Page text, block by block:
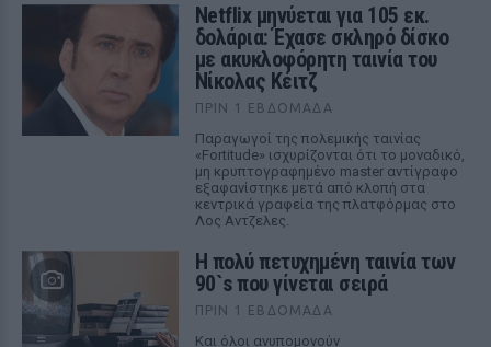
Netflix μηνύεται για 105 εκ.
δολάρια: Έχασε σκληρό δίσκο
με ακυκλοφόρητη ταινία του
Νίκολας Κέιτζ
ΠΡΙΝ 1 ΕΒΔΟΜΆΔΑ
Παραγωγοί της πολεμικής ταινίας
«Fortitude» ισχυρίζονται ότι το μοναδικό,
μη κρυπτογραφημένο master αντίγραφο
εξαφανίστηκε μετά από κλοπή στα
κεντρικά γραφεία της πλατφόρμας στο
Λος Αντζελες.
Η πολύ πετυχημένη ταινία των
90`s που γίνεται σειρά
ΠΡΙΝ 1 ΕΒΔΟΜΆΔΑ
Και όλοι ανυπομονούν